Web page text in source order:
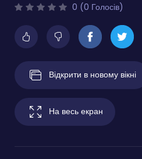
0 (0 Голосів)
Відкрити в новому вікні
На весь екран